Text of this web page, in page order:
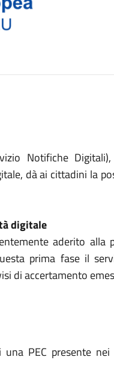
Notifiche
dà ai cittadini la
digitale
aderito alla
prima fase il
di accertamento
PEC presente nei